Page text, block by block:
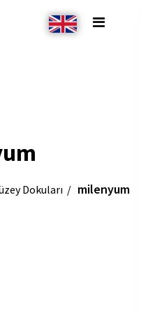
Dokuları milenyum